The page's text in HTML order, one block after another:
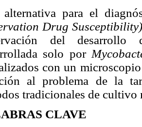
alternativa para el
Drug
del desarrollo
solo por
con un
al problema de la
tradicionales de
CLAVE